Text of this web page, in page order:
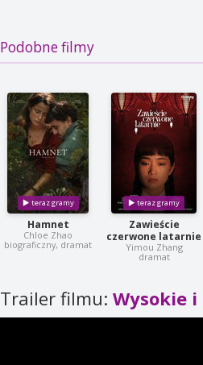
Podobne filmy
Hamnet
Chloe Zhao
biograficzny, dramat
Zawieście
czerwone latarnie
Yimou Zhang
dramat
Trailer filmu:Wysokie